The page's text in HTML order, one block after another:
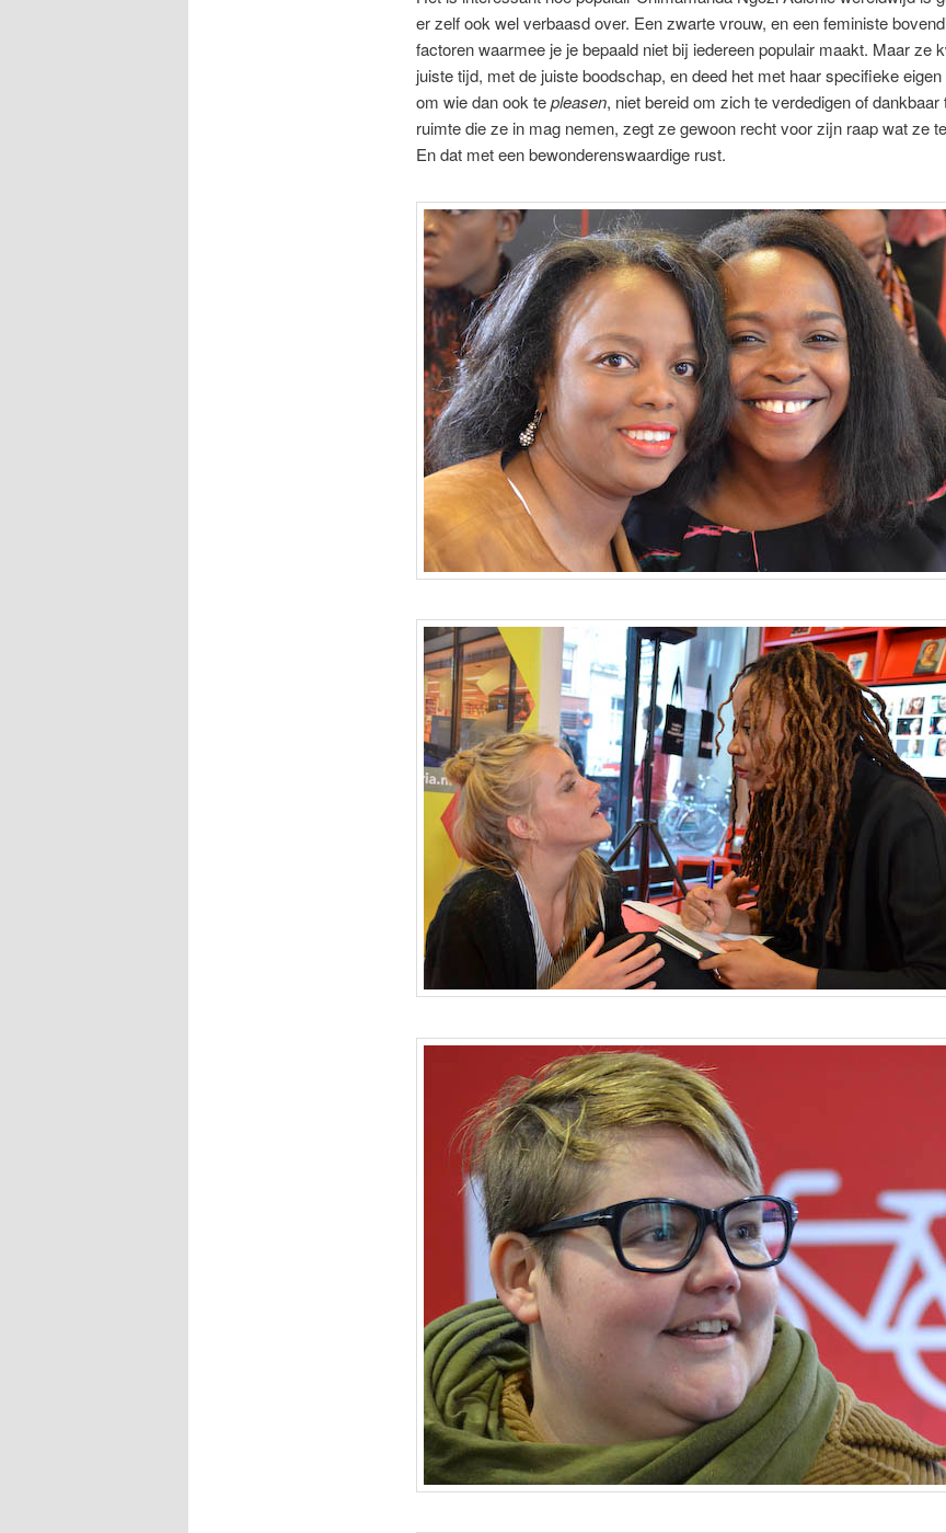
er zelf ook wel verbaasd over. Een zwarte vrouw, en een feministe
factoren waarmee je je bepaald niet bij iedereen populair maakt. Maar ze
juiste tijd, met de juiste boodschap, en deed het met haar specifieke
om wie dan ook tepleasen, niet bereid om zich te verdedigen of
ruimte die ze in mag nemen, zegt ze gewoon recht voor zijn raap wat ze
En dat met een bewonderenswaardige rust.